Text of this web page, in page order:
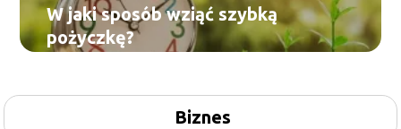
W jaki sposób wziąć szybką
pożyczkę?
Biznes